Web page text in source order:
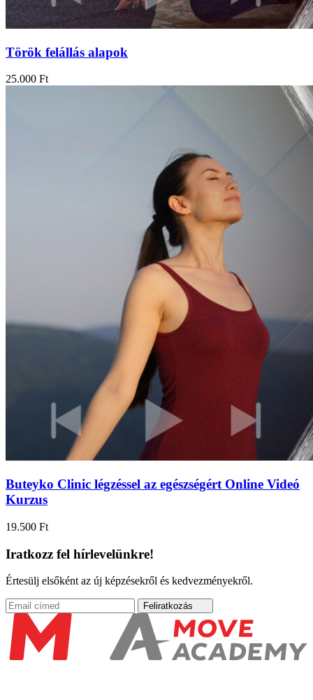
Török felállás alapok
25.000 Ft
Buteyko Clinic légzéssel az egészségért Online Videó
Kurzus
19.500 Ft
Iratkozz fel hírlevelünkre!
Értesülj elsőként az új képzésekről és kedvezményekről.
Feliratkozás